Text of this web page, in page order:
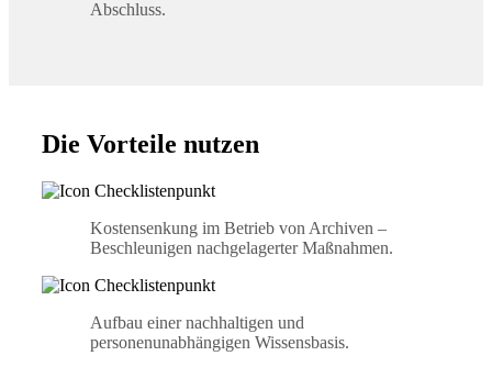
Abschluss.
Die Vorteile nutzen
Kostensenkung im Betrieb von Archiven –
Beschleunigen nachgelagerter Maßnahmen.
Aufbau einer nachhaltigen und
personenunabhängigen Wissensbasis.